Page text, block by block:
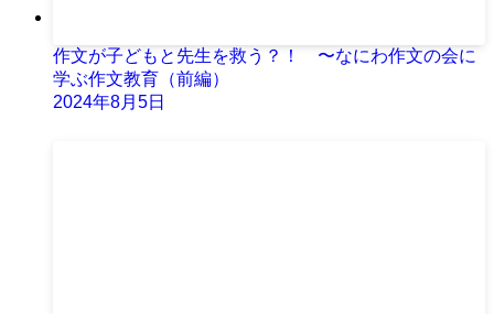
作文が子どもと先生を救う？！ 〜なにわ作文の会に
学ぶ作文教育（前編）
2024年8月5日